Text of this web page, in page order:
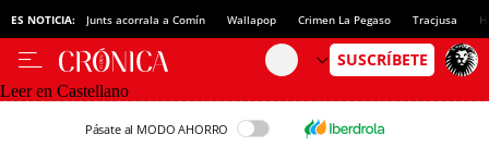
ES NOTICIA: Junts acorrala a Comín Wallapop Crimen La Pegaso Tracjusa
Leer en Castellano
Pásate al MODO AHORRO